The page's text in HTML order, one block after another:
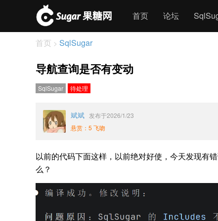
首页 论坛
首页 > SqlSugar
导航查询是否有变动
SqlSugar 待处理
斌斌 发布于2026/1/23
悬赏：5 飞吻
以前的代码下面这样，以前绝对好使，今天发现有
么？